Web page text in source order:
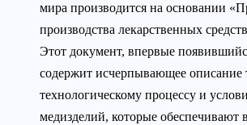
мира производится на основании
производства лекарственных
Этот документ, впервые
содержит исчерпывающее описание
технологическому процессу и
медизделий, которые обеспечивают